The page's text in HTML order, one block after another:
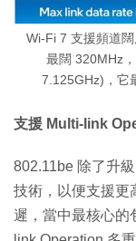
Wi-Fi 7 支援頻道
最闊 320MHz
7.125GHz)，它
支援 Multi-link
802.11be 除了升
技術，以便支援更
遲，當中最核心的